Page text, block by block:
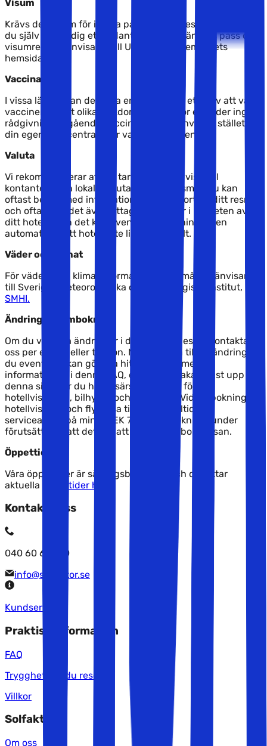
Visum
Krävs det visum för inresa på ditt valda resmål så måste
du själv skaffa dig ett sådant. För andra länders pass och
visumregler hänvisar vi till Utrikesdepartementets
hemsida
Vaccinationer
I vissa länder kan det vara en fördel eller ett krav att vara
vaccinerad mot olika sjukdomar. Solfaktor erbjuder ingen
rådgivning angående vaccination. Vi hänvisar i stället till
din egen vårdcentral eller vaccinationscentral.
Valuta
Vi rekommenderar att du tar med dig en viss del
kontanter i den lokala valutan för ditt resmål. Du kan
oftast betala med internationella kreditkort på ditt resmål,
och ofta finns det även uttagsautomater i närheten av
ditt hotell, men det kan även krävas körning till en
automat om ditt hotell inte ligger centralt.
Väder och klimat
För väder- och klimatinformation på resmålet hänvisar vi
till Sveriges Meteorologiska och Hydrologiska institut,
SMHI.
Ändringar / ombokning
Om du vill göra ändringar i din resa ombes du kontakta
oss per e-mail eller telefon. Med hänsyn till de ändringar
du eventuellt kan göra så hittar du den mesta
informationen i denna FAQ, eller gå tillbaka högst upp på
denna sida där du hittar särskilda FAQ's för
hotellvistelsen, bilhyran och flygresan. Vid ombokning av
hotellvistelse och flygresa tillkommer alltid en
serviceavgift på minst SEK 700,- per bokning, under
förutsättning att det går att ändra / omboka resan.
Öppettider
Våra öppettider är säsongsberoende och du hittar
aktuella
öppettider här
Kontakta oss
040 60 60 510
info@solfaktor.se
Kundservice
Praktisk information
FAQ
Trygghet när du reser
Villkor
Solfaktor
Om oss